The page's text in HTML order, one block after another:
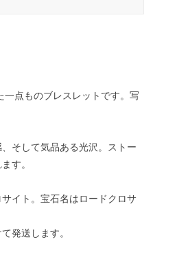
点ものブレスレットです。写
そして気品ある光沢。ストー
す。
イト。宝石名はロードクロサ
発送します。